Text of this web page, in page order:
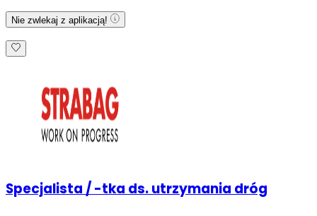
Nie zwlekaj z aplikacją!
Specjalista / -tka ds. utrzymania dróg